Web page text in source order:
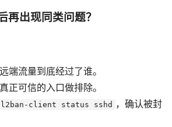
再出现同类问题？
端流量到底经过了谁。
正可信的入口做排除。
client status sshd ，确认被封